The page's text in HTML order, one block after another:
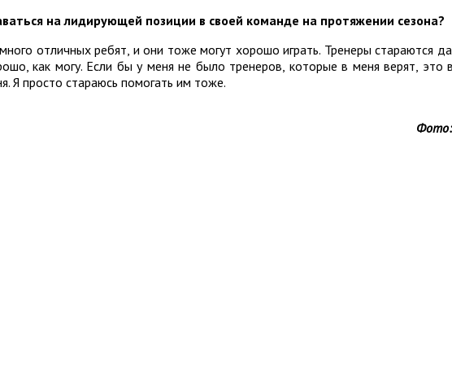
на лидирующей позиции в своей команде на протяжении сезона?
отличных ребят, и они тоже могут хорошо играть. Тренеры стараются
как могу. Если бы у меня не было тренеров, которые в меня верят,
Я просто стараюсь помогать им тоже.
Фото: